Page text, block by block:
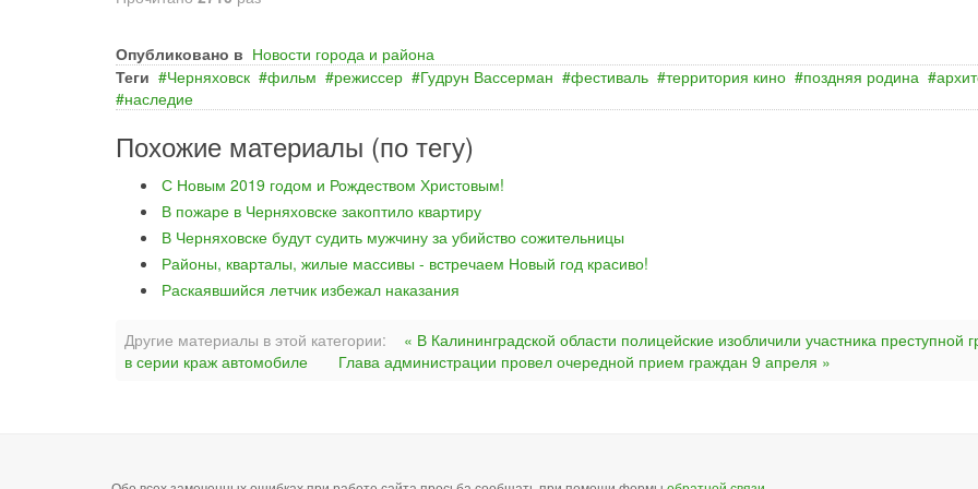
Опубликовано в Новости города и района
Теги
Черняховск фильм режиссер Гудрун Вассерман фестиваль территория кино поздняя родина
наследие
Похожие материалы (по тегу)
С Новым 2019 годом и Рождеством Христовым!
В пожаре в Черняховске закоптило квартиру
В Черняховске будут судить мужчину за убийство сожительницы
Районы, кварталы, жилые массивы - встречаем Новый год красиво!
Раскаявшийся летчик избежал наказания
Другие материалы в этой категории:
« В Калининградской области полицейские изобличили участника преступной
в серии краж автомобиле
Глава администрации провел очередной прием граждан 9 апреля »